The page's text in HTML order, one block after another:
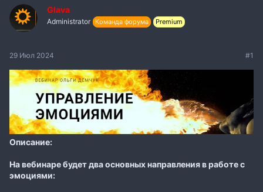
Glava
Administrator Команда форума Premium
29 Июл 2024 #1
Описание:
На вебинаре будет два основных направления в работе с
эмоциями: